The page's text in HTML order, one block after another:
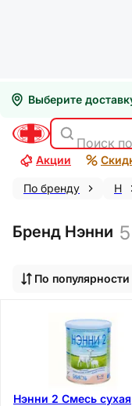
Выберите
Поиск
Акции
По бренду Н
Бренд Нэнни 5
По популярности
Нэнни 2 Смесь сухая